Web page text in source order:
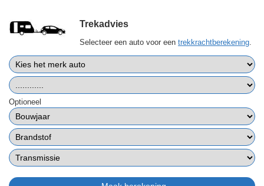
Trekadvies
Selecteer een auto voor een trekkrachtberekening
Optioneel